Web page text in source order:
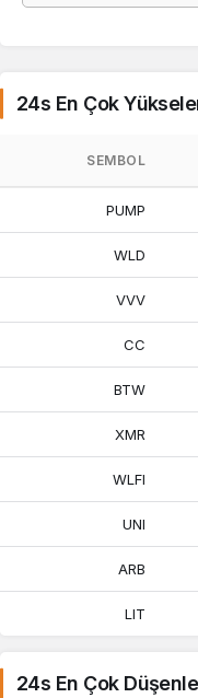
24s En Çok
SEMBOL
PUMP
WLD
VVV
CC
BTW
XMR
WLFI
UNI
ARB
LIT
24s En Çok